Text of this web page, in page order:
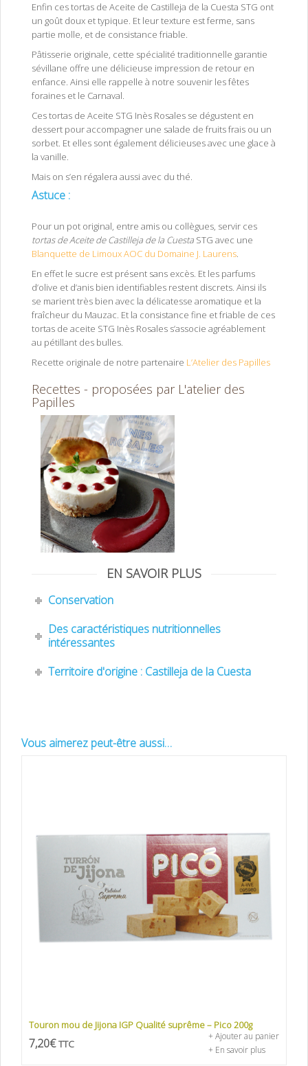
Enfin ces tortas de Aceite de Castilleja de la Cuesta STG ont
un goût doux et typique. Et leur texture est ferme, sans
partie molle, et de consistance friable.
Pâtisserie originale, cette spécialité traditionnelle garantie
sévillane offre une délicieuse impression de retour en
enfance. Ainsi elle rappelle à notre souvenir les fêtes
foraines et le Carnaval.
Ces tortas de Aceite STG Inès Rosales se dégustent en
dessert pour accompagner une salade de fruits frais ou un
sorbet. Et elles sont également délicieuses avec une glace à
la vanille.
Mais on s’en régalera aussi avec du thé.
Astuce :
Pour un pot original, entre amis ou collègues, servir ces
tortas de Aceite de Castilleja de la Cuesta STG avec une
Blanquette de Limoux AOC du Domaine J. Laurens.
En effet le sucre est présent sans excès. Et les parfums
d’olive et d’anis bien identifiables restent discrets. Ainsi ils
se marient très bien avec la délicatesse aromatique et la
fraîcheur du Mauzac. Et la consistance fine et friable de ces
tortas de aceite STG Inès Rosales s’associe agréablement
au pétillant des bulles.
Recette originale de notre partenaire L’Atelier des Papilles
Recettes - proposées par L'atelier des
Papilles
EN SAVOIR PLUS
Conservation
Des caractéristiques nutritionnelles
intéressantes
Territoire d'origine : Castilleja de la Cuesta
Vous aimerez peut-être aussi…
Touron mou de Jijona IGP Qualité suprême – Pico 200g
7,20€ TTC
+ Ajouter au panier
+ En savoir plus